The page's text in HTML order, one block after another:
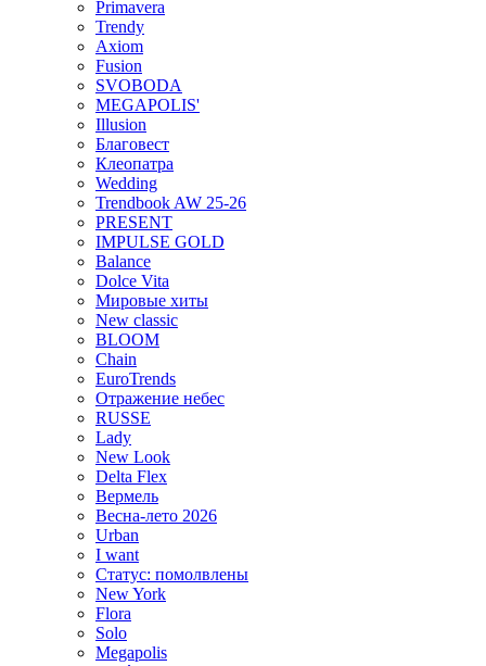
Primavera
Trendy
Axiom
Fusion
SVOBODA
MEGAPOLIS'
Illusion
Благовест
Клеопатра
Wedding
Trendbook AW 25-26
PRESENT
IMPULSE GOLD
Balance
Dolce Vita
Мировые хиты
New classic
BLOOM
Chain
EuroTrends
Отражение небес
RUSSE
Lady
New Look
Delta Flex
Вермель
Весна-лето 2026
Urban
I want
Статус: помолвлены
New York
Flora
Solo
Megapolis